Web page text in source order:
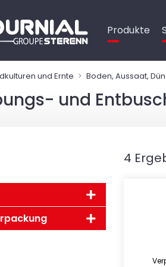
Produkte
und Ernte Boden, Aussaat,
und
4